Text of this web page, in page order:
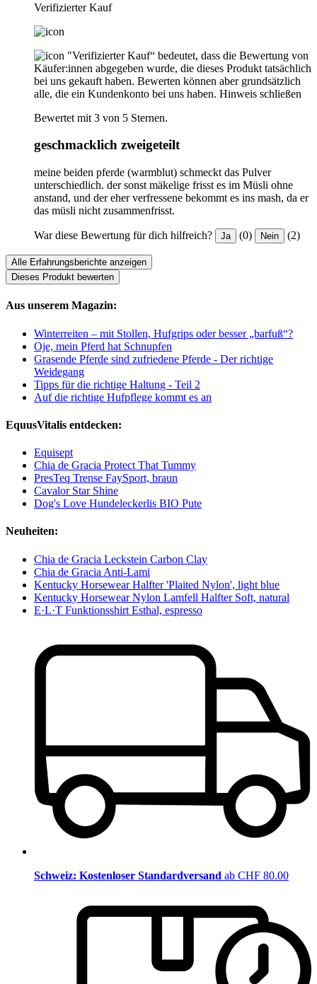
Verifizierter Kauf
"Verifizierter Kauf“ bedeutet, dass die Bewertung von
Käufer:innen abgegeben wurde, die dieses Produkt tatsächlich
bei uns gekauft haben. Bewerten können aber grundsätzlich
alle, die ein Kundenkonto bei uns haben. Hinweis schließen
Bewertet mit 3 von 5 Sternen.
geschmacklich zweigeteilt
meine beiden pferde (warmblut) schmeckt das Pulver
unterschiedlich. der sonst mäkelige frisst es im Müsli ohne
anstand, und der eher verfressene bekommt es ins mash, da er
das müsli nicht zusammenfrisst.
War diese Bewertung für dich hilfreich? Ja (0) Nein (2)
Alle Erfahrungsberichte anzeigen
Dieses Produkt bewerten
Aus unserem Magazin:
Winterreiten – mit Stollen, Hufgrips oder besser „barfuß“?
Oje, mein Pferd hat Schnupfen
Grasende Pferde sind zufriedene Pferde - Der richtige
Weidegang
Tipps für die richtige Haltung - Teil 2
Auf die richtige Hufpflege kommt es an
EquusVitalis entdecken:
Equisept
Chia de Gracia Protect That Tummy
PresTeq Trense FaySport, braun
Cavalor Star Shine
Dog's Love Hundeleckerlis BIO Pute
Neuheiten:
Chia de Gracia Leckstein Carbon Clay
Chia de Gracia Anti-Lami
Kentucky Horsewear Halfter 'Plaited Nylon', light blue
Kentucky Horsewear Nylon Lamfell Halfter Soft, natural
E·L·T Funktionsshirt Esthal, espresso
Schweiz: Kostenloser Standardversand ab CHF 80.00